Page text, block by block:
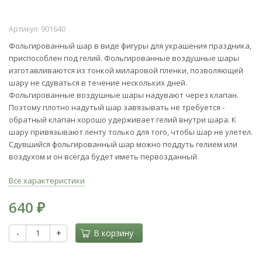
Артикул: 901640
Фольгированный шар в виде фигуры для украшения праздника,
приспособлен под гелий. Фольгированные воздушные шары
изготавливаются из тонкой миларовой пленки, позволяющей
шару не сдуваться в течение нескольких дней.
Фольгированные воздушные шары надувают через клапан.
Поэтому плотно надутый шар завязывать не требуется -
обратный клапан хорошо удерживает гелий внутри шара. К
шару привязывают ленту только для того, чтобы шар не улетел.
Сдувшийся фольгированный шар можно поддуть гелием или
воздухом и он всегда будет иметь первозданный.
Все характеристики
640 ₽
- + В корзину